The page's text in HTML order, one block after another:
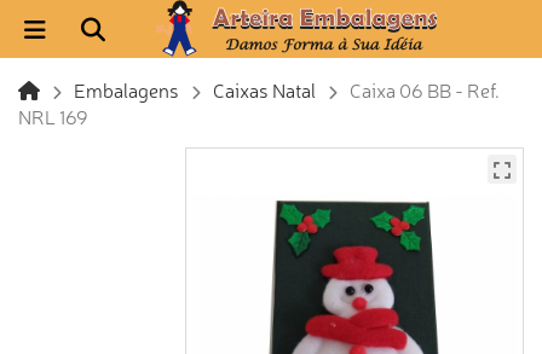
Embalagens Caixas Natal
Caixa 06 BB - Ref.
NRL 169